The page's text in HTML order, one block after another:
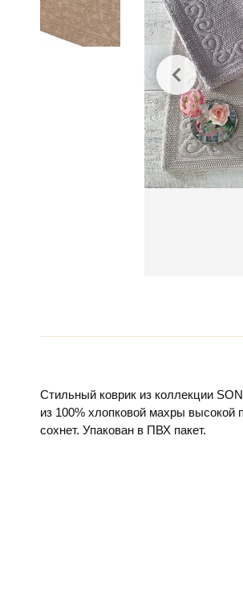
Стильный коврик из коллекции
из 100% хлопковой махры высокой
сохнет. Упакован в ПВХ пакет.